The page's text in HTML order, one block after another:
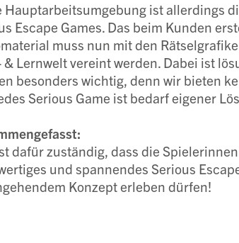
Hauptarbeitsumgebung ist allerdings
Escape Games. Das beim Kunden
muss nun mit den
& Lernwelt vereint werden. Dabei ist
besonders wichtig, denn wir bieten
Serious Game ist bedarf eigener
dafür zuständig, dass die
und spannendes Serious
Konzept erleben dürfen!